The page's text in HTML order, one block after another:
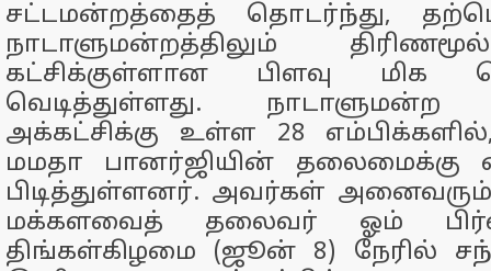
சட்டமன்றத்தைத் தொடர்ந்து,
நாடாளுமன்றத்திலும்
கட்சிக்குள்ளான பிளவு மிக
வெடித்துள்ளது.
அக்கட்சிக்கு உள்ள 28
மமதா பானர்ஜியின் தலைமைக்கு
பிடித்துள்ளனர். அவர்கள் அனைவரும்
மக்களவைத் தலைவர் ஓம்
திங்கள்கிழமை (ஜூன் 8) நேரில்